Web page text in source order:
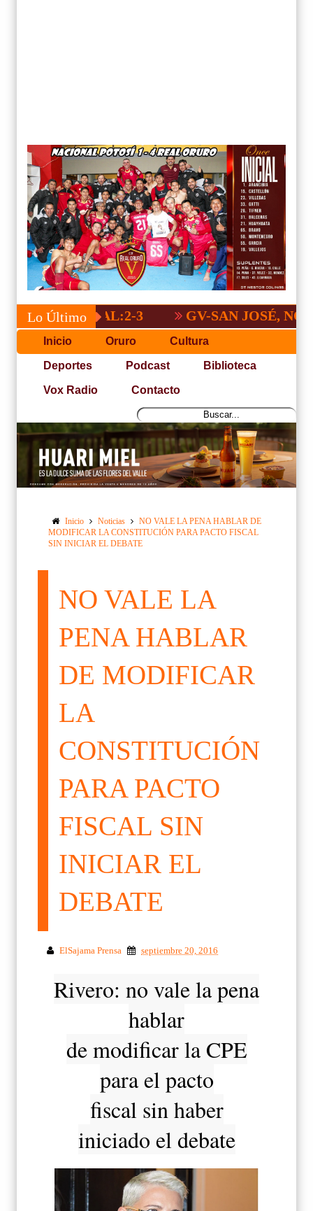
Lo Último
3 GV-SAN JOSÉ, NO PUDO
Inicio Oruro Cultura
Deportes Podcast Biblioteca
Vox Radio Contacto
Inicio Noticias
NO VALE LA PENA HABLAR DE
MODIFICAR LA CONSTITUCIÓN PARA PACTO FISCAL
SIN INICIAR EL DEBATE
NO VALE LA
PENA HABLAR
DE MODIFICAR
LA
CONSTITUCIÓN
PARA PACTO
FISCAL SIN
INICIAR EL
DEBATE
ElSajama Prensa septiembre 20, 2016
Rivero: no vale la pena
hablar
de modificar la CPE
para el pacto
fiscal sin haber
iniciado el debate